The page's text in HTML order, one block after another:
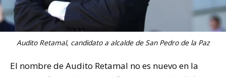
Audito Retamal, candidato a alcalde de San Pedro de la Paz
El nombre de Audito Retamal no es nuevo en la